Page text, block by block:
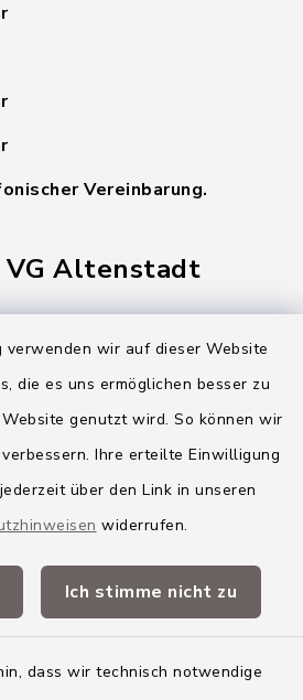
verwenden wir auf dieser Website
die es uns ermöglichen besser zu
genutzt wird. So können wir
Ihre erteilte Einwilligung
über den Link in unseren
widerrufen.
Ich stimme nicht zu
dass wir technisch notwendige
Vereinbarung.
Altenstadt
Ulm